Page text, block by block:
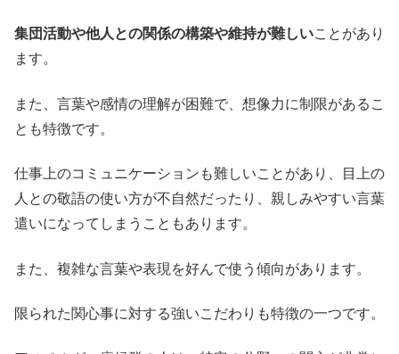
集団活動や他人との関係の構築や維持が難しいことがあり
ます。
また、言葉や感情の理解が困難で、想像力に制限があるこ
とも特徴です。
仕事上のコミュニケーションも難しいことがあり、目上の
人との敬語の使い方が不自然だったり、親しみやすい言葉
遣いになってしまうこともあります。
また、複雑な言葉や表現を好んで使う傾向があります。
限られた関心事に対する強いこだわりも特徴の一つです。